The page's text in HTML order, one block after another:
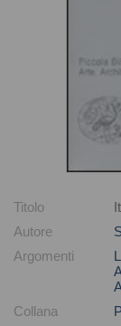
Titolo
Autore
Argomenti
Collana